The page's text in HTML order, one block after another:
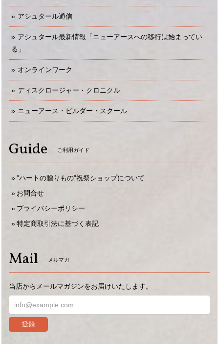
アシュタール通信
アシュタール最新情報「ニューアースへの移行は始まってい
る」
オンラインワーク
ディスクロージャー・クロニクル
ニューアース・ビルダー・スクール
Guide ご利用ガイド
”ハートの贈りもの”祝祭ショップについて
お問合せ
プライバシーポリシー
特定商取引法に基づく表記
Mail メルマガ
当店からメールマガジンをお届けいたします。
登録